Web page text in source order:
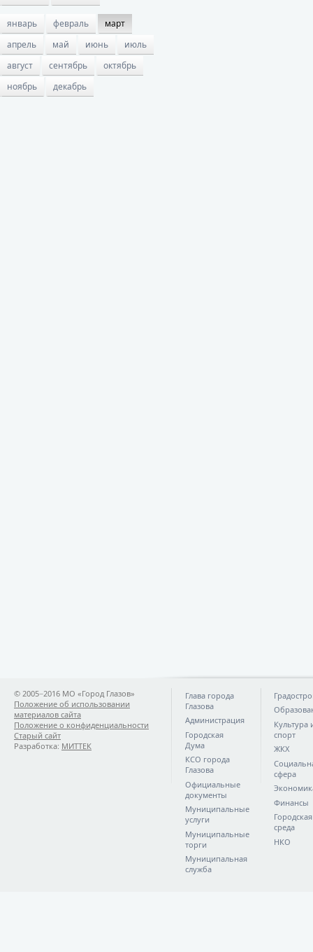
январь февраль
март
апрель
май июнь
июль
август
сентябрь
октябрь
ноябрь
декабрь
© 2005−2016 МО «Город Глазов»
Положение об использовании
материалов сайта
Положение о конфиденциальности
Старый сайт
Разработка: МИТТЕК
Глава города
Глазова
Администрация
Городская
Дума
КСО города
Глазова
Официальные
документы
Муниципальные
услуги
Муниципальные
торги
Муниципальная
служба
Культура
спорт
ЖКХ
сфера
Финансы
Городская
среда
НКО